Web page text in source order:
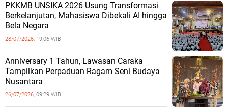
PKKMB UNSIKA 2026 Usung Transformasi
Berkelanjutan, Mahasiswa Dibekali AI hingga
Bela Negara
28/07/2026, 19:06 WIB
Anniversary 1 Tahun, Lawasan Caraka
Tampilkan Perpaduan Ragam Seni Budaya
Nusantara
26/07/2026, 09:29 WIB